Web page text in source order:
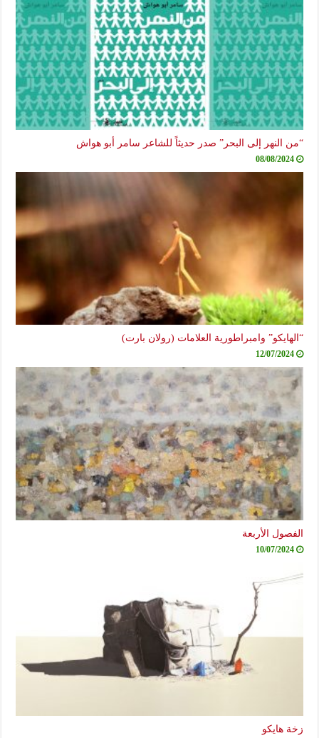
“من النهر إلى البحر” صدر حديثاً للشاعر سامر أبو هواش
08/08/2024
“الهايكو” وامبراطورية العلامات (رولان بارت)
12/07/2024
الفصول الأربعة
10/07/2024
زخة هايكو